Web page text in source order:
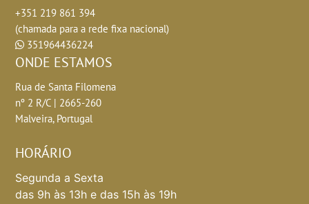
+351 219 861 394
(chamada para a rede fixa nacional)
351964436224
ONDE ESTAMOS
Rua de Santa Filomena
nº 2 R/C | 2665-260
Malveira, Portugal
HORÁRIO
Segunda a Sexta
das 9h às 13h e das 15h às 19h